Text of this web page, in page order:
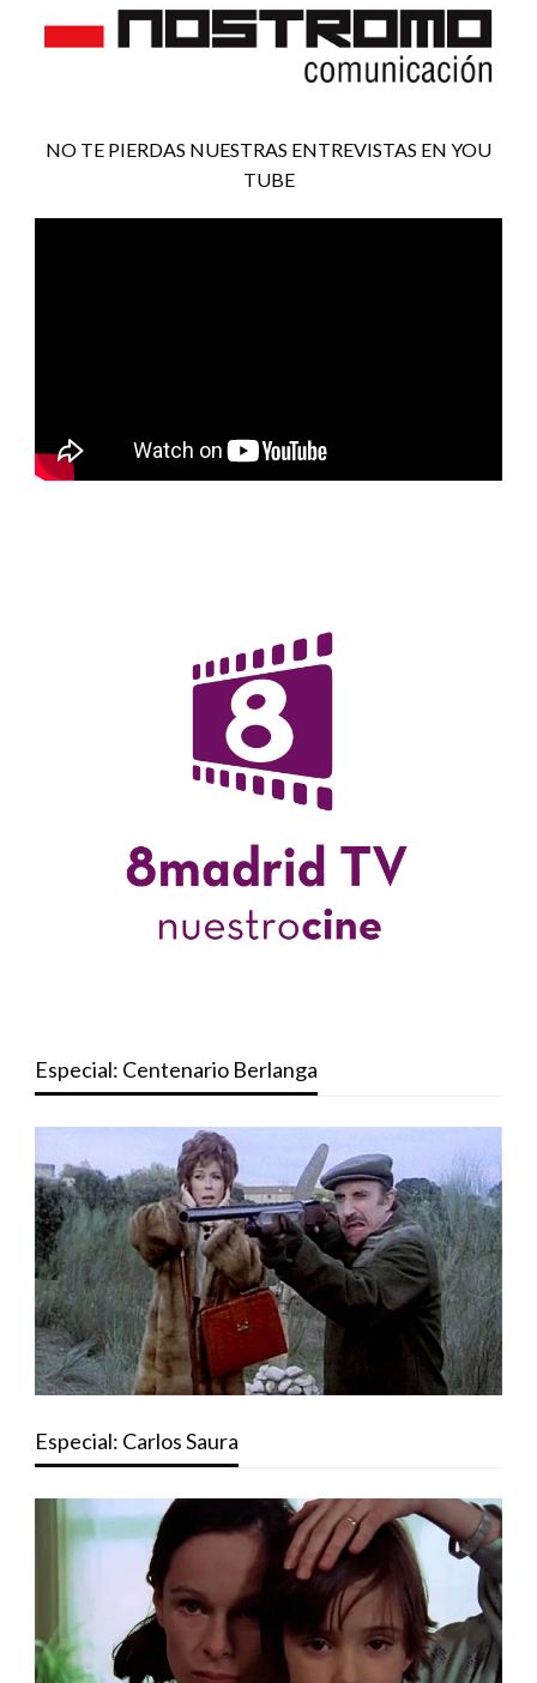
NO TE PIERDAS NUESTRAS ENTREVISTAS EN YOU
TUBE
Especial: Centenario Berlanga
Especial: Carlos Saura